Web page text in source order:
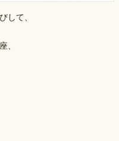
して、
、